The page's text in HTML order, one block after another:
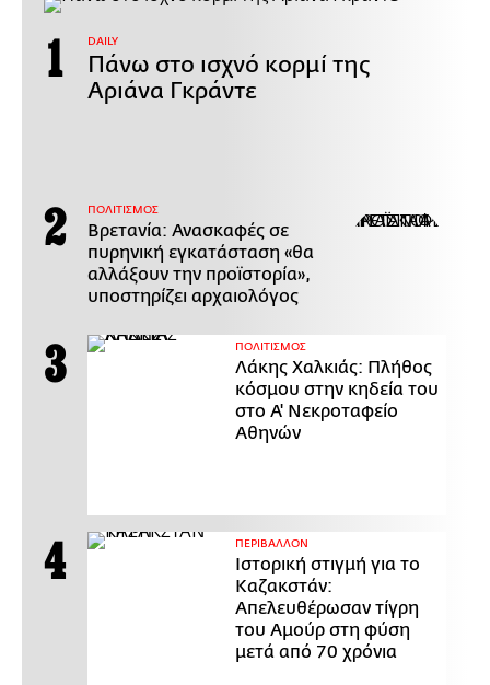
DAILY
Πάνω στο ισχνό κορμί της
Αριάνα Γκράντε
ΠΟΛΙΤΙΣΜΟΣ
Βρετανία: Ανασκαφές σε
πυρηνική εγκατάσταση «θα
αλλάξουν την προϊστορία»,
υποστηρίζει αρχαιολόγος
ΠΟΛΙΤΙΣΜΟΣ
Λάκης Χαλκιάς: Πλήθος
κόσμου στην κηδεία του
στο Α' Νεκροταφείο
Αθηνών
ΠΕΡΙΒΑΛΛΟΝ
Ιστορική στιγμή για το
Καζακστάν:
Απελευθέρωσαν τίγρη
του Αμούρ στη φύση
μετά από 70 χρόνια